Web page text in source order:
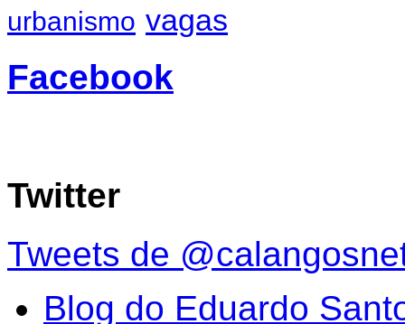
urbanismo vagas
Facebook
Twitter
Tweets de
Blog do Eduardo